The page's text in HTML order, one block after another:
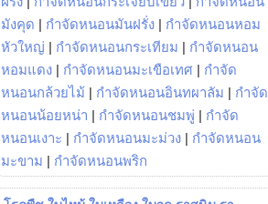
มังคุด | กำจัดหนอนมันฝรั่ง | กำจัดหนอนหอม
หัวใหญ่ | กำจัดหนอนกระเทียม | กำจัดหนอน
หอมแดง | กำจัดหนอนมะเขือเทศ | กำจัด
หนอนกล้วยไม้ | กำจัดหนอนอินทผาลัม | กำจัด
หนอนน้อยหน่า | กำจัดหนอนชมพู่ | กำจัด
หนอนเงาะ | กำจัดหนอนมะม่วง | กำจัดหนอน
มะขาม | กำจัดหนอนพริก